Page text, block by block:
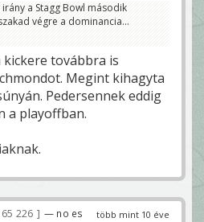
a Stagg Bowl második
végre a dominancia...
kickere továbbra is
Megint kihagyta
Pedersennek eddig
a playoffban.
több mint 10 éve
65 226
— no es